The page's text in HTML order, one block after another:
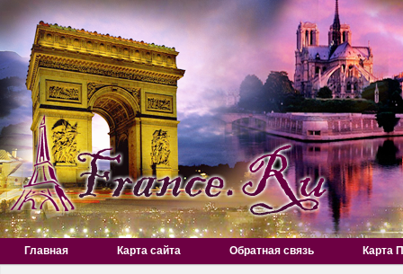
Главная Карта сайта Обратная связь Карта